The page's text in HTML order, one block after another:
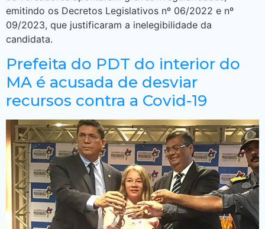
emitindo os Decretos Legislativos nº 06/2022 e nº
09/2023, que justificaram a inelegibilidade da
candidata.
Prefeita do PDT do interior do
MA é acusada de desviar
recursos contra a Covid-19